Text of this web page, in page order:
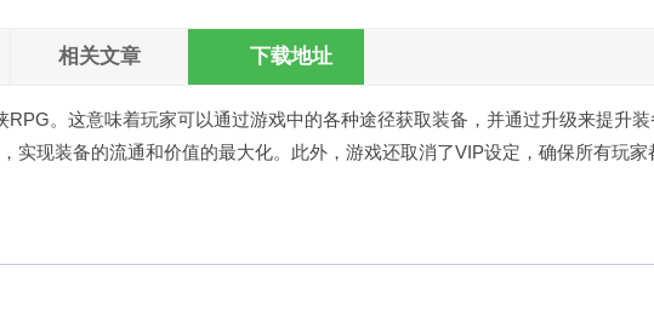
相关文章 下载地址
。这意味着玩家可以通过游戏中的各种途径获取装备，并通过升级来提升
实现装备的流通和价值的最大化。此外，游戏还取消了VIP设定，确保所有玩家